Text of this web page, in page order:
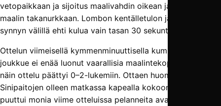
vetopaikkaan ja sijoitus maalivahdin oikean jalan vierestä
maalin takanurkkaan. Lombon kentälletulon ja maalin
synnyn välillä ehti kulua vain tasan 30 sekuntia.
Ottelun viimeisellä kymmenminuuttisella kumpikaan
joukkue ei enää luonut vaarallisia maalintekopaikkoja, ja
näin ottelu päättyi 0–2-lukemiin. Ottaen huomioon
Sinipaitojen olleen matkassa kapealla kokoonpanolla, josta
puuttui monia viime otteluissa pelanneita avainpelaajia